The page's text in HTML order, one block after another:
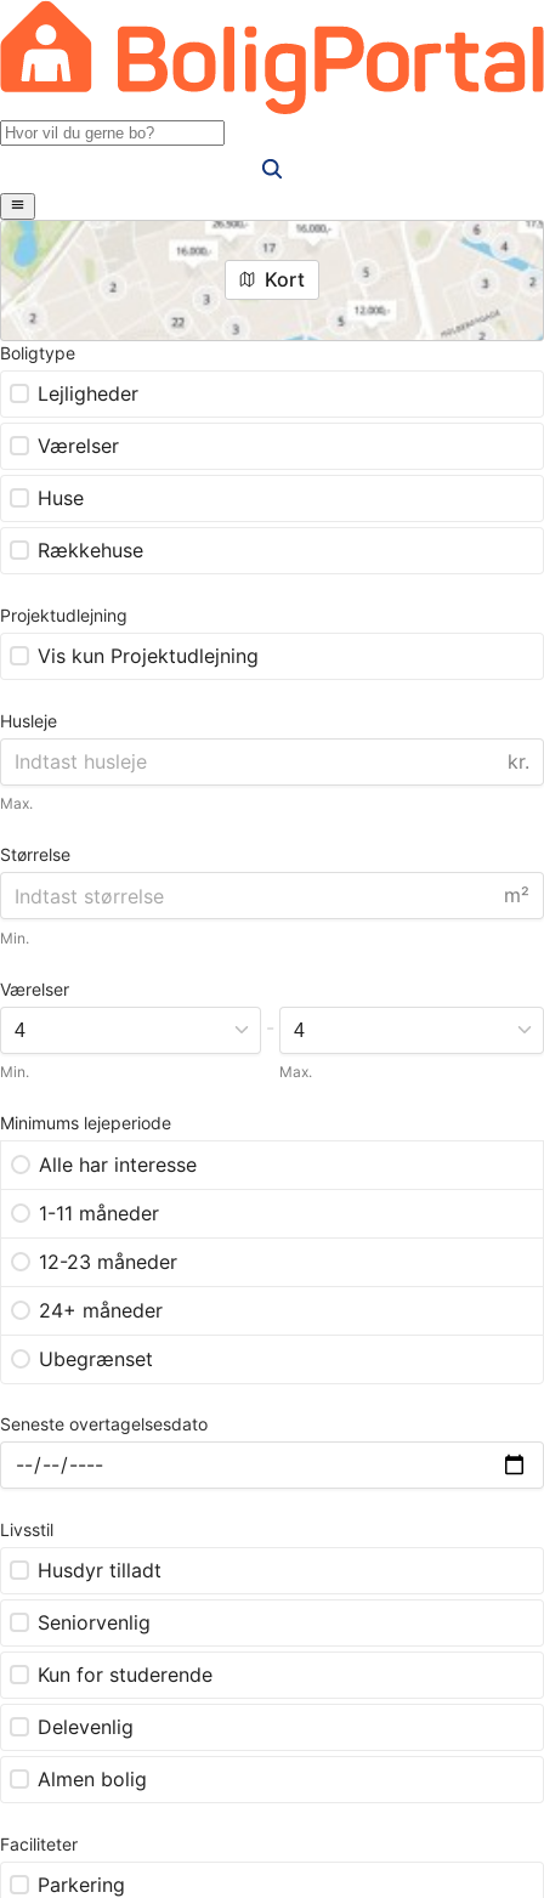
Kort
Boligtype
Lejligheder
Værelser
Huse
Rækkehuse
Projektudlejning
Vis kun Projektudlejning
Husleje
kr.
Max.
Størrelse
m²
Min.
Værelser
Min.
-
Max.
Minimums lejeperiode
Alle har interesse
1-11 måneder
12-23 måneder
24+ måneder
Ubegrænset
Seneste overtagelsesdato
Livsstil
Husdyr tilladt
Seniorvenlig
Kun for studerende
Delevenlig
Almen bolig
Faciliteter
Parkering